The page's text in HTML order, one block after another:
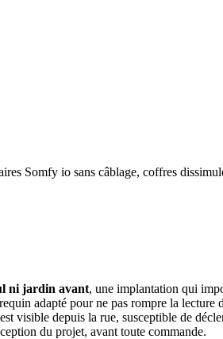
Somfy io sans câblage, coffres
ni jardin avant, une implantation qui
adapté pour ne pas rompre la lecture
visible depuis la rue, susceptible de
du projet, avant toute commande.